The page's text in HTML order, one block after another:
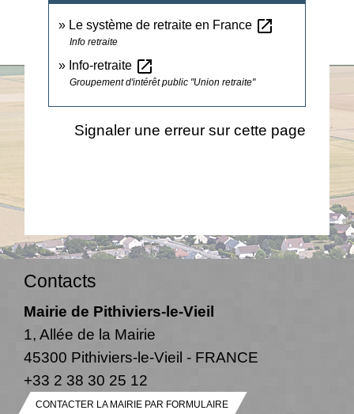
Le système de retraite en France open_in_new
Info retraite
Info-retraite open_in_new
Groupement d'intérêt public "Union retraite"
Signaler une erreur sur cette page
Contacts
Mairie de Pithiviers-le-Vieil
1, Allée de la Mairie
45300 Pithiviers-le-Vieil - FRANCE
+33 2 38 30 25 12
CONTACTER LA MAIRIE PAR FORMULAIRE